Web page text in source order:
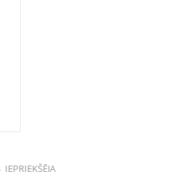
IEPRIEKŠĒJA